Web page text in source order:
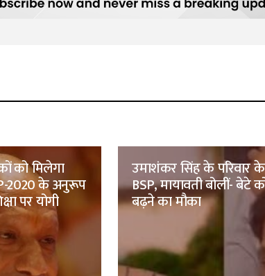
को मिलेगा
2020 के अनुरूप
पर योगी
उमाशंकर सिंह के परिवार
BSP, मायावती बोलीं-
बढ़ने का मौका